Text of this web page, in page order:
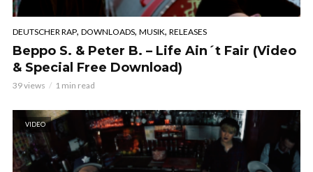
DEUTSCHER RAP, DOWNLOADS, MUSIK, RELEASES
Beppo S. & Peter B. – Life Ain´t Fair (Video
& Special Free Download)
39 views 1 min read
VIDEO